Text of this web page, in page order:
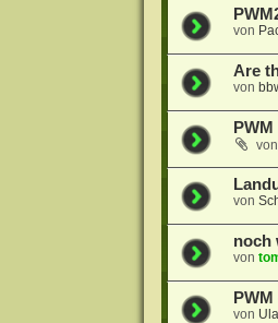
von
Are
von
von
von
noch
von
von